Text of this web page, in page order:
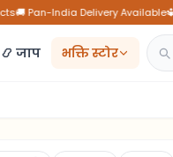
🚚 Pan-India Delivery Available🔱
📿 जाप भक्ति स्टोर